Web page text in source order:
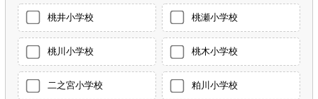
桃井小学校 桃瀬小学校
桃川小学校 桃木小学校
二之宮小学校 粕川小学校